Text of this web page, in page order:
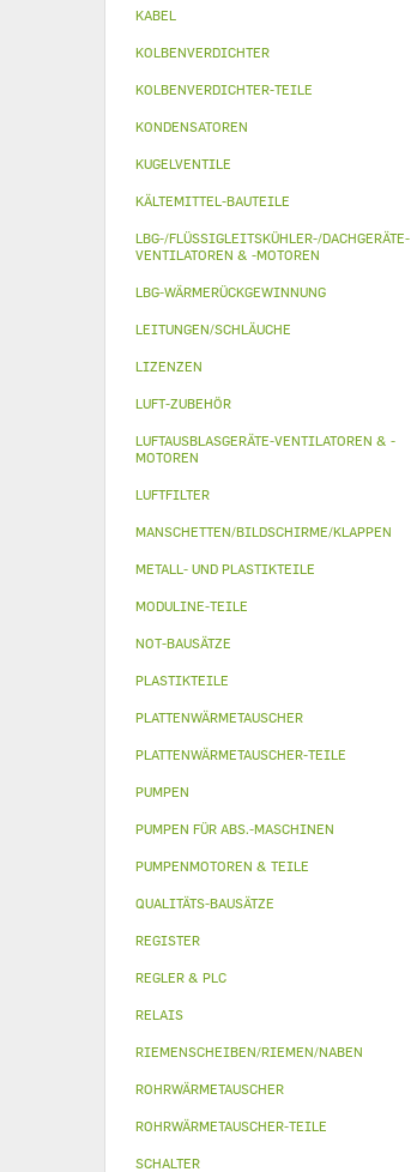
KABEL
KOLBENVERDICHTER
KOLBENVERDICHTER-TEILE
KONDENSATOREN
KUGELVENTILE
KÄLTEMITTEL-BAUTEILE
LBG-/FLÜSSIGLEITSKÜHLER-/DACHGERÄTE-
VENTILATOREN & -MOTOREN
LBG-WÄRMERÜCKGEWINNUNG
LEITUNGEN/SCHLÄUCHE
LIZENZEN
LUFT-ZUBEHÖR
LUFTAUSBLASGERÄTE-VENTILATOREN & -
MOTOREN
LUFTFILTER
MANSCHETTEN/BILDSCHIRME/KLAPPEN
METALL- UND PLASTIKTEILE
MODULINE-TEILE
NOT-BAUSÄTZE
PLASTIKTEILE
PLATTENWÄRMETAUSCHER
PLATTENWÄRMETAUSCHER-TEILE
PUMPEN
PUMPEN FÜR ABS.-MASCHINEN
PUMPENMOTOREN & TEILE
QUALITÄTS-BAUSÄTZE
REGISTER
REGLER & PLC
RELAIS
RIEMENSCHEIBEN/RIEMEN/NABEN
ROHRWÄRMETAUSCHER
ROHRWÄRMETAUSCHER-TEILE
SCHALTER